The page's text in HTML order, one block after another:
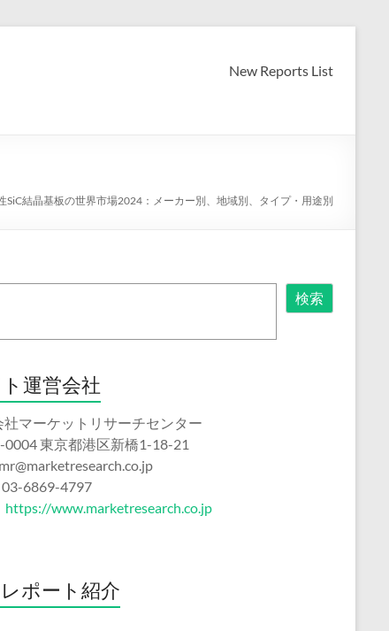
New Reports List
SiC結晶基板の世界市場2024：メーカー別、地域別、タイプ・用途別
検索
運営会社
社マーケットリサーチセンター
0004 東京都港区新橋1-18-21
03-6869-4797
https://www.marketresearch.co.jp
ポート紹介